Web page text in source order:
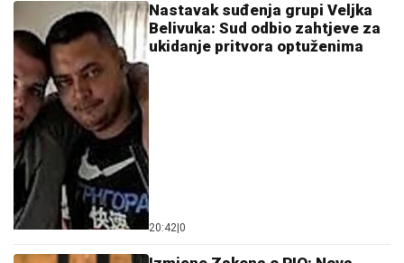
Nastavak suđenja grupi Veljka
Belivuka: Sud odbio zahtjeve za
ukidanje pritvora optuženima
20:42 0